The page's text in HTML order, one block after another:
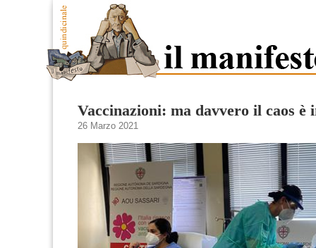
Vaccinazioni: ma davvero il caos è
26 Marzo 2021